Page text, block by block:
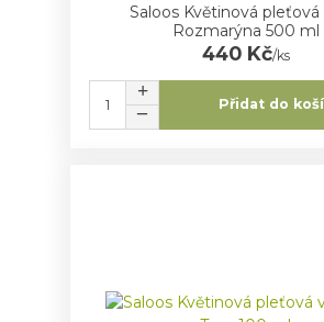
Saloos Květinová pleťová
Rozmarýna 500 ml
440 Kč/ks
Přidat do